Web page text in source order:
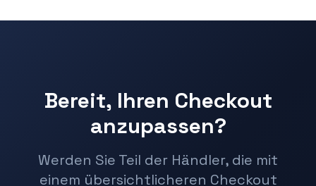
Bereit, Ihren Checkout
anzupassen?
Werden Sie Teil der Händler, die mit
einem übersichtlicheren Checkout